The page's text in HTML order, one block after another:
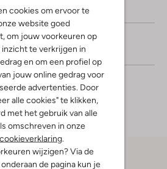
cookies om ervoor te
website goed
om jouw voorkeuren op
inzicht te verkrijgen in
en om een profiel op
jouw online gedrag voor
advertenties. Door
alle cookies" te klikken,
met het gebruik van alle
omschreven in onze
cookieverklaring
wijzigen? Via de
de pagina kun je